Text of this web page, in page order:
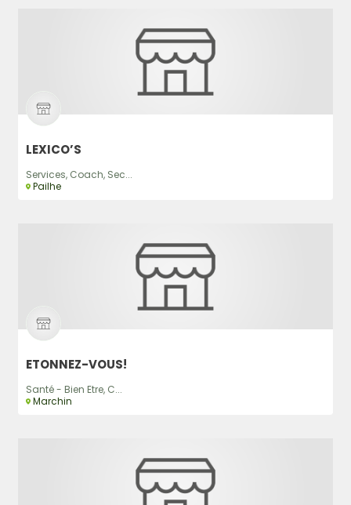
LEXICO’S
Services, Coach, Sec...
Pailhe
ETONNEZ-VOUS!
Santé - Bien Etre, C...
Marchin